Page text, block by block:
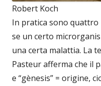
Robert Koch
In pratica sono
se un certo
una certa malattia. La
Pasteur afferma che il
e “gènesis” = origine,